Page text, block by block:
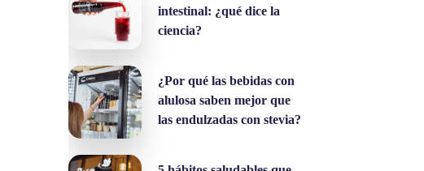
intestinal: ¿qué dice la
ciencia?
¿Por qué las bebidas con
alulosa saben mejor que
las endulzadas con stevia?